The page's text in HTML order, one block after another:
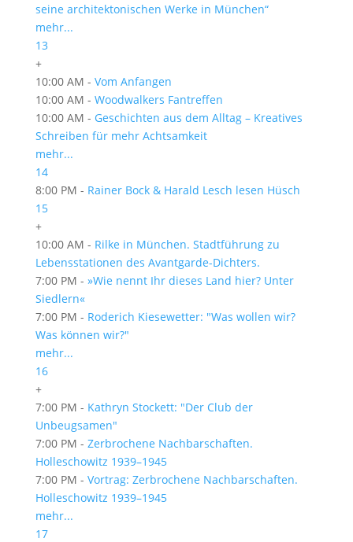
seine architektonischen Werke in München“
mehr...
13
+
10:00 AM - Vom Anfangen
10:00 AM - Woodwalkers Fantreffen
10:00 AM - Geschichten aus dem Alltag – Kreatives
Schreiben für mehr Achtsamkeit
mehr...
14
8:00 PM - Rainer Bock & Harald Lesch lesen Hüsch
15
+
10:00 AM - Rilke in München. Stadtführung zu
Lebensstationen des Avantgarde-Dichters.
7:00 PM - »Wie nennt Ihr dieses Land hier? Unter
Siedlern«
7:00 PM - Roderich Kiesewetter: "Was wollen wir?
Was können wir?"
mehr...
16
+
7:00 PM - Kathryn Stockett: "Der Club der
Unbeugsamen"
7:00 PM - Zerbrochene Nachbarschaften.
Holleschowitz 1939–1945
7:00 PM - Vortrag: Zerbrochene Nachbarschaften.
Holleschowitz 1939–1945
mehr...
17